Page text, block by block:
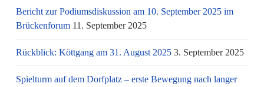
Bericht zur Podiumsdiskussion am 10. September 2025 im
Brückenforum 11. September 2025
Rückblick: Köttgang am 31. August 2025 3. September 2025
Spielturm auf dem Dorfplatz – erste Bewegung nach langer